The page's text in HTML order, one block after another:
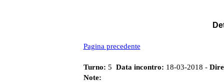
Pagina precedente
Turno: 5 Data incontro: 18-03-2018 -
Note: